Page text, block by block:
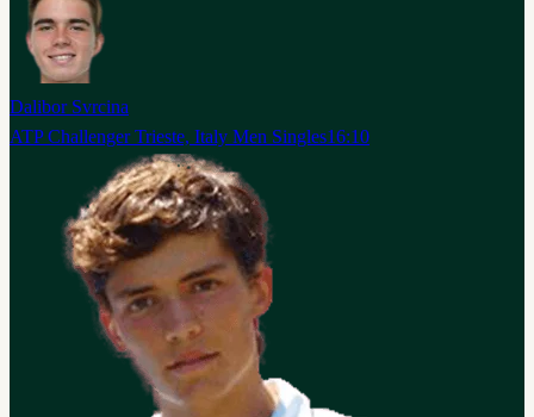
Dalibor Svrcina
ATP Challenger Trieste, Italy Men Singles16:10